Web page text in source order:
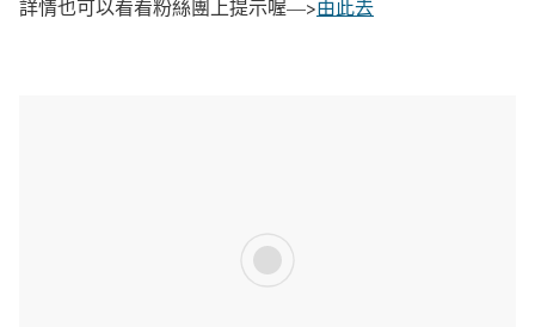
詳情也可以看看粉絲團上提示喔—>由此去